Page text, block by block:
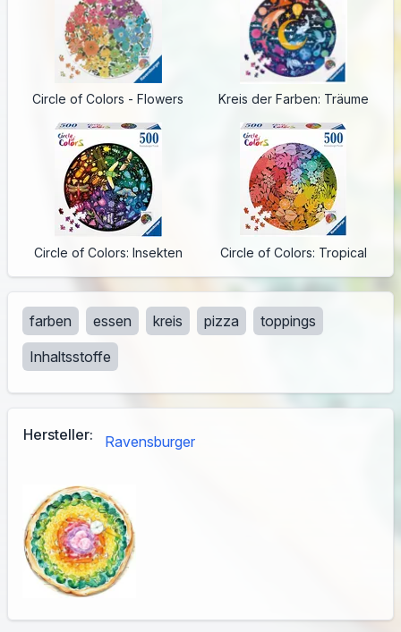
Hersteller: Ravensburger
Circle of Colors - Flowers Kreis der Farben: Träume
Circle of Colors: Insekten Circle of Colors: Tropical
farben essen kreis pizza
toppings
Inhaltsstoffe